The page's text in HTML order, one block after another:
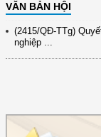
VĂN BẢN HỘI
nghiệp ...